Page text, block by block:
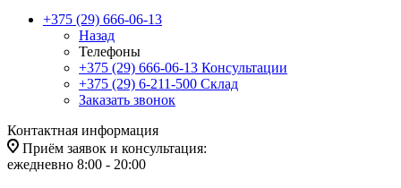
+375 (29) 666-06-13
Назад
Телефоны
+375 (29) 666-06-13 Консультации
+375 (29) 6-211-500 Склад
Заказать звонок
Контактная информация
Приём заявок и консультация:
ежедневно 8:00 - 20:00